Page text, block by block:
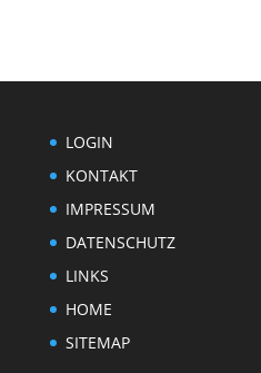
LOGIN
KONTAKT
IMPRESSUM
DATENSCHUTZ
LINKS
HOME
SITEMAP